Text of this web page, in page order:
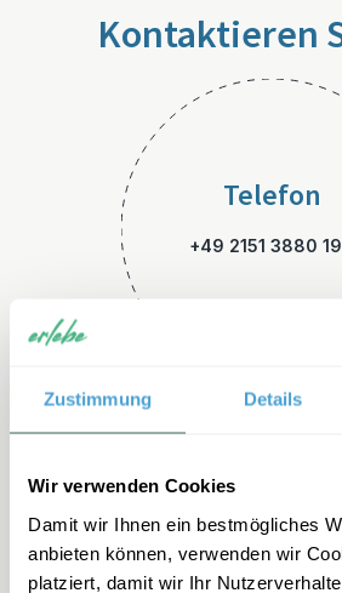
Zustimmung Details
Wir verwenden Cookies
Damit wir Ihnen ein bestmögliches
anbieten können, verwenden wir
platziert, damit wir Ihr
Kontaktieren
Telefon
+49 2151 3880
E-Mail
thailand-
be.de